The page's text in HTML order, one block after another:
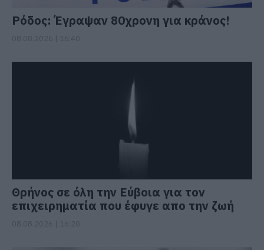
Ρόδος: Έγραψαν 80χρονη για κράνος!
Θρήνος σε όλη την Εύβοια για τον
επιχειρηματία που έφυγε απο την ζωή